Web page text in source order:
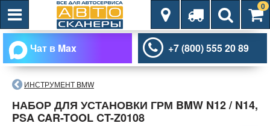
0
Чат в Max +7 (800) 555 20 89
ИНСТРУМЕНТ BMW
НАБОР ДЛЯ УСТАНОВКИ ГРМ BMW N12 / N14,
PSA CAR-TOOL CT-Z0108